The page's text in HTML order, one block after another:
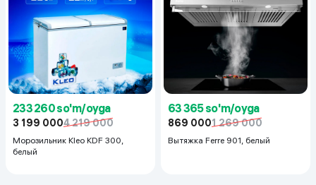
233 260 so'm/oyga
3 199 0004 219 000
Морозильник Kleo KDF 300,
белый
63 365 so'm/oyga
869 0001 269 000
Вытяжка Ferre 901, белый